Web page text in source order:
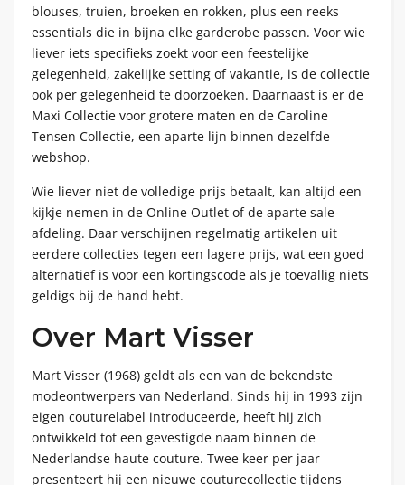
blouses, truien, broeken en rokken, plus een reeks
essentials die in bijna elke garderobe passen. Voor wie
liever iets specifieks zoekt voor een feestelijke
gelegenheid, zakelijke setting of vakantie, is de collectie
ook per gelegenheid te doorzoeken. Daarnaast is er de
Maxi Collectie voor grotere maten en de Caroline
Tensen Collectie, een aparte lijn binnen dezelfde
webshop.
Wie liever niet de volledige prijs betaalt, kan altijd een
kijkje nemen in de Online Outlet of de aparte sale-
afdeling. Daar verschijnen regelmatig artikelen uit
eerdere collecties tegen een lagere prijs, wat een goed
alternatief is voor een kortingscode als je toevallig niets
geldigs bij de hand hebt.
Over Mart Visser
Mart Visser (1968) geldt als een van de bekendste
modeontwerpers van Nederland. Sinds hij in 1993 zijn
eigen couturelabel introduceerde, heeft hij zich
ontwikkeld tot een gevestigde naam binnen de
Nederlandse haute couture. Twee keer per jaar
presenteert hij een nieuwe couturecollectie tijdens